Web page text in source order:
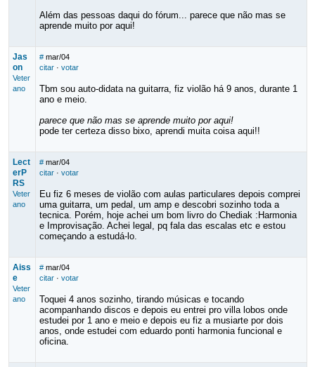
Além das pessoas daqui do fórum... parece que não mas se
aprende muito por aqui!
Jas
on
Veter
ano
# mar/04
citar· votar
Tbm sou auto-didata na guitarra, fiz violão há 9 anos, durante 1
ano e meio.
parece que não mas se aprende muito por aqui!
pode ter certeza disso bixo, aprendi muita coisa aqui!!
Lect
erP
RS
Veter
ano
# mar/04
citar· votar
Eu fiz 6 meses de violão com aulas particulares depois comprei
uma guitarra, um pedal, um amp e descobri sozinho toda a
tecnica. Porém, hoje achei um bom livro do Chediak :Harmonia
e Improvisação. Achei legal, pq fala das escalas etc e estou
começando a estudá-lo.
Aiss
e
Veter
ano
# mar/04
citar· votar
Toquei 4 anos sozinho, tirando músicas e tocando
acompanhando discos e depois eu entrei pro villa lobos onde
estudei por 1 ano e meio e depois eu fiz a musiarte por dois
anos, onde estudei com eduardo ponti harmonia funcional e
oficina.